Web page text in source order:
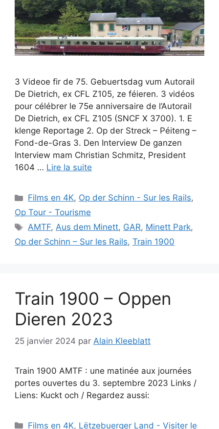
3 Videoe fir de 75. Gebuertsdag vum Autorail
De Dietrich, ex CFL Z105, ze féieren. 3 vidéos
pour célébrer le 75e anniversaire de l’Autorail
De Dietrich, ex CFL Z105 (SNCF X 3700). 1. E
klenge Reportage 2. Op der Streck – Péiteng –
Fond-de-Gras 3. Den Interview De ganzen
Interview mam Christian Schmitz, President
1604 … Lire la suite
Catégories
Films en 4K, Op der Schinn - Sur les Rails,
Op Tour - Tourisme
Étiquettes
AMTF,Aus dem Minett, GAR, Minett Park,
Op der Schinn – Sur les Rails, Train 1900
Train 1900 – Oppen
Dieren 2023
25 janvier 2024 par Alain Kleeblatt
Train 1900 AMTF : une matinée aux journées
portes ouvertes du 3. septembre 2023 Links /
Liens: Kuckt och / Regardez aussi:
Catégories
Films en 4K, Lëtzebuerger Land - Visiter le